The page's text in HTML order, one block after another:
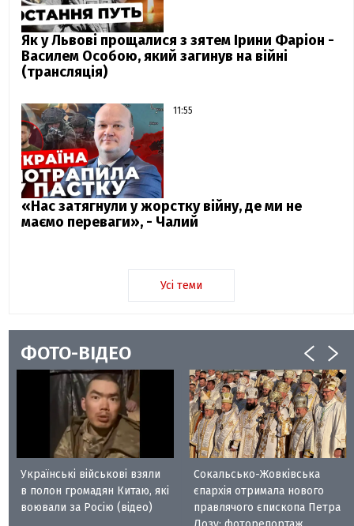
Як у Львові прощалися з зятем Ірини Фаріон -
Василем Особою, який загинув на війні
(трансляція)
11:55
«Нас затягнули у жорстку війну, де ми не
маємо переваги», - Чалий
Усі теми
ФОТО-ВІДЕО
Українські військові взяли
в полон громадян Китаю, які
воювали за Росію (відео)
Сокальсько-Жовківська
єпархія отримала нового
правлячого єпископа Петра